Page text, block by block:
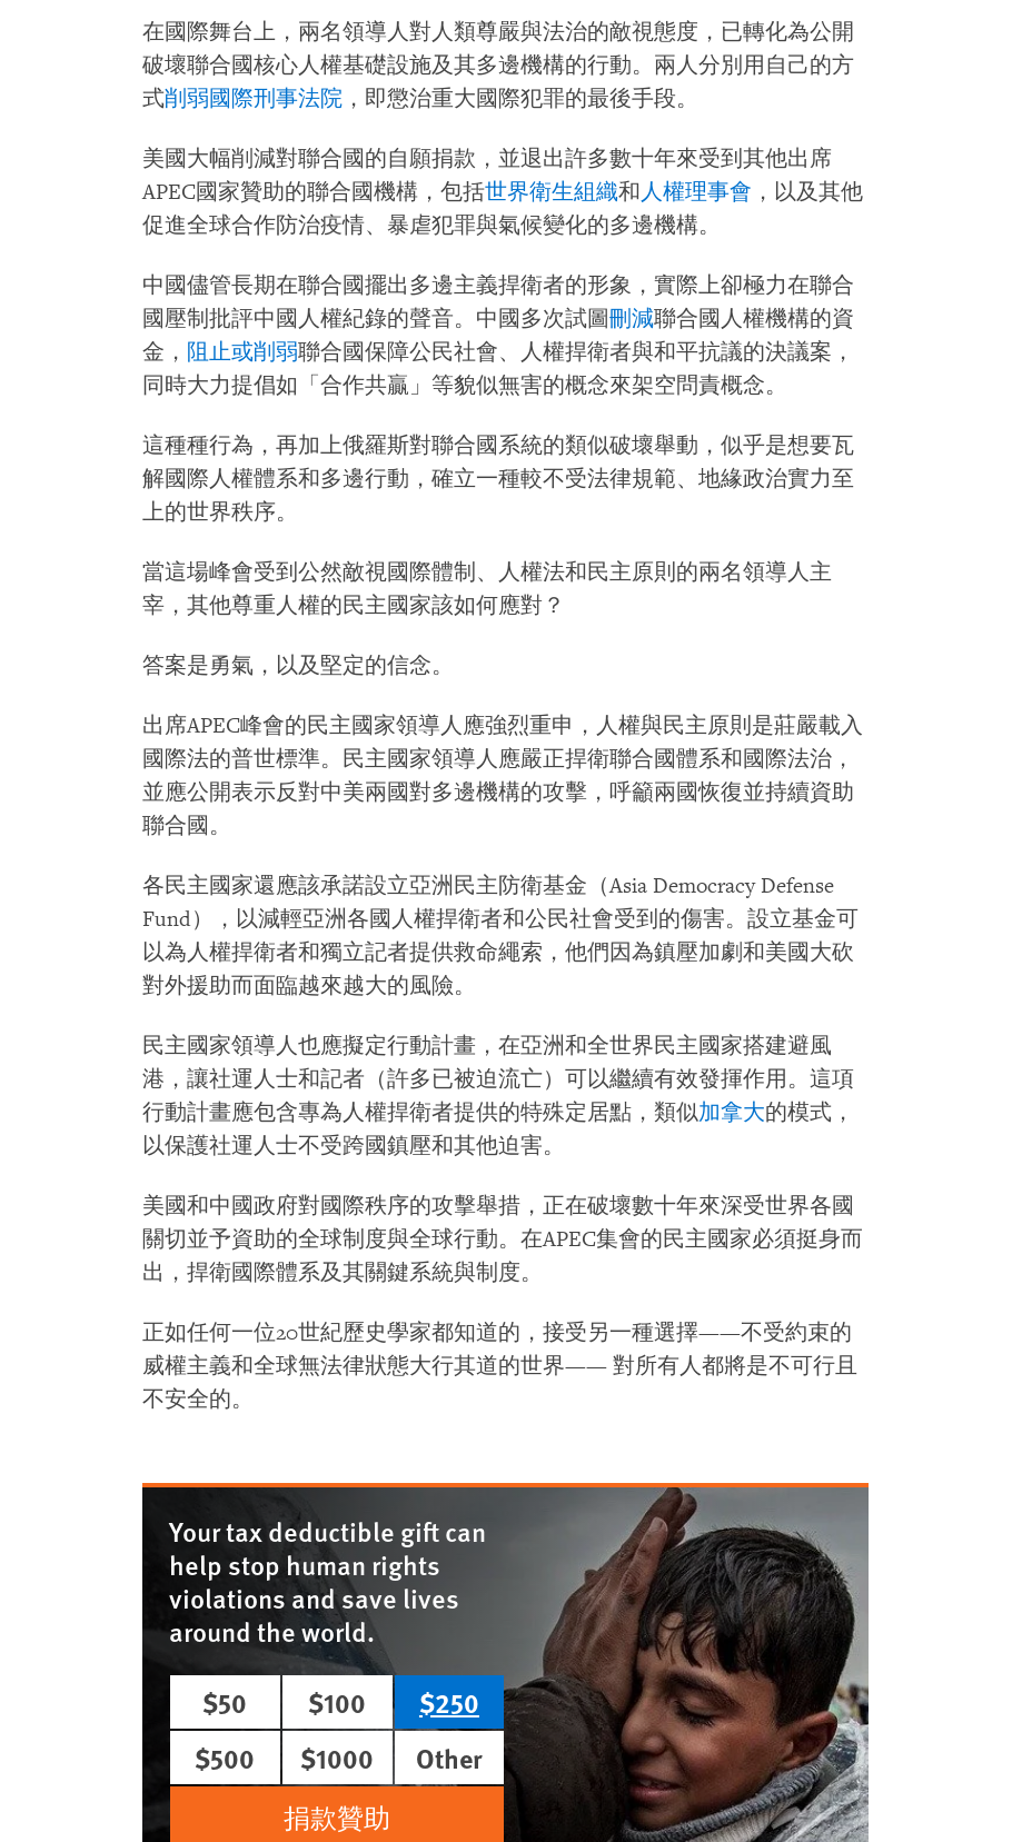
在國際舞台上，兩名領導人對人類尊嚴與法治的敵視態度，已轉化為公開
破壞聯合國核心人權基礎設施及其多邊機構的行動。兩人分別用自己的方
式削弱國際刑事法院 ，即懲治重大國際犯罪的最後手段。
美國大幅削減對聯合國的自願捐款，並退出許多數十年來受到其他出席
APEC國家贊助的聯合國機構，包括世界衛生組織和人權理事會 ，以及其他
促進全球合作防治疫情、暴虐犯罪與氣候變化的多邊機構。
中國儘管長期在聯合國擺出多邊主義捍衛者的形象，實際上卻極力在聯合
國壓制批評中國人權紀錄的聲音。中國多次試圖刪減聯合國人權機構的資
金， 阻止或削弱聯合國保障公民社會、人權捍衛者與和平抗議的決議案，
同時大力提倡如「合作共贏」等貌似無害的概念來架空問責概念。
這種種行為，再加上俄羅斯對聯合國系統的類似破壞舉動，似乎是想要瓦
解國際人權體系和多邊行動，確立一種較不受法律規範、地緣政治實力至
上的世界秩序。
當這場峰會受到公然敵視國際體制、人權法和民主原則的兩名領導人主
宰，其他尊重人權的民主國家該如何應對？
答案是勇氣，以及堅定的信念。
出席APEC峰會的民主國家領導人應強烈重申，人權與民主原則是莊嚴載入
國際法的普世標準。民主國家領導人應嚴正捍衛聯合國體系和國際法治，
並應公開表示反對中美兩國對多邊機構的攻擊，呼籲兩國恢復並持續資助
聯合國。
各民主國家還應該承諾設立亞洲民主防衛基金（Asia Democracy Defense
Fund），以減輕亞洲各國人權捍衛者和公民社會受到的傷害。設立基金可
以為人權捍衛者和獨立記者提供救命繩索，他們因為鎮壓加劇和美國大砍
對外援助而面臨越來越大的風險。
民主國家領導人也應擬定行動計畫，在亞洲和全世界民主國家搭建避風
港，讓社運人士和記者（許多已被迫流亡）可以繼續有效發揮作用。這項
行動計畫應包含專為人權捍衛者提供的特殊定居點，類似加拿大的模式，
以保護社運人士不受跨國鎮壓和其他迫害。
美國和中國政府對國際秩序的攻擊舉措，正在破壞數十年來深受世界各國
關切並予資助的全球制度與全球行動。在APEC集會的民主國家必須挺身而
出，捍衛國際體系及其關鍵系統與制度。
正如任何一位20世紀歷史學家都知道的，接受另一種選擇——不受約束的
威權主義和全球無法律狀態大行其道的世界—— 對所有人都將是不可行且
不安全的。
Your tax deductible gift can
help stop human rights
violations and save lives
around the world.
$50
$100
$250
$500
$1000
Other
捐款贊助